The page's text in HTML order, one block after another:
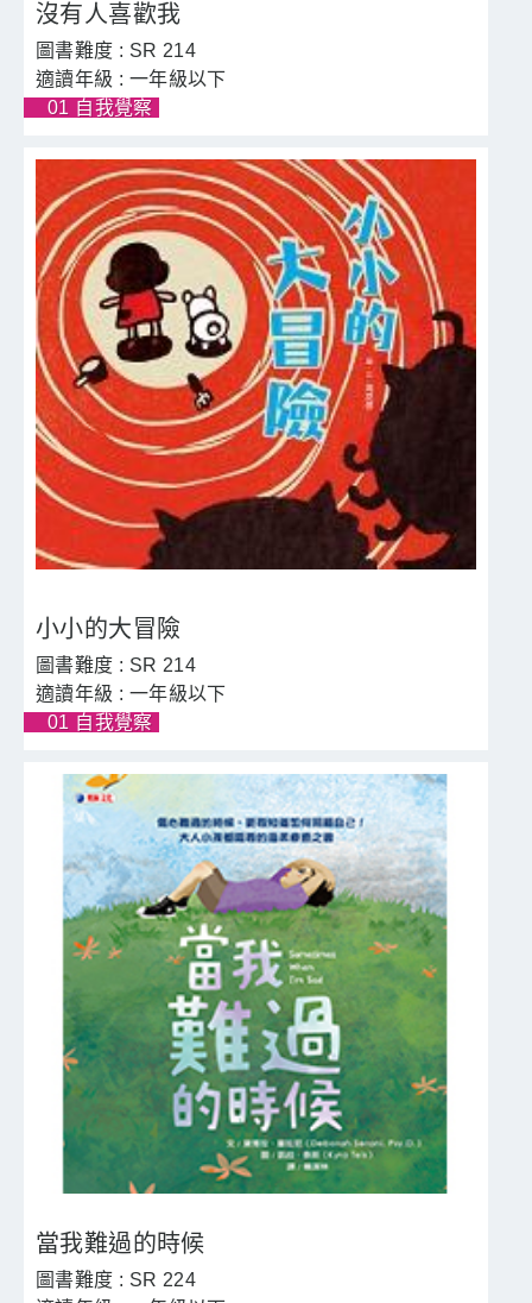
沒有人喜歡我
SR 214
一年級以下
01 自我覺察
小小的大冒險
SR 214
一年級以下
01 自我覺察
當我難過的時候
SR 224